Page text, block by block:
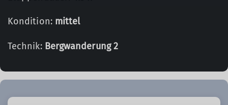
Kondition: mittel
Technik: Bergwanderung 2